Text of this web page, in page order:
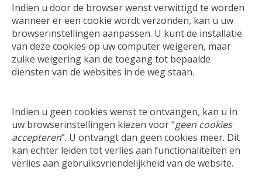
Indien u door de browser wenst verwittigd te worden
wanneer er een cookie wordt verzonden, kan u uw
browserinstellingen aanpassen. U kunt de installatie
van deze cookies op uw computer weigeren, maar
zulke weigering kan de toegang tot bepaalde
diensten van de websites in de weg staan.
Indien u geen cookies wenst te ontvangen, kan u in
uw browserinstellingen kiezen voor “geen cookies
accepteren”. U ontvangt dan geen cookies meer. Dit
kan echter leiden tot verlies aan functionaliteiten en
verlies aan gebruiksvriendelijkheid van de website.